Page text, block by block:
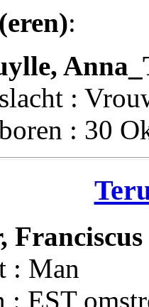
:
:
: 30
Franciscus
: Man
: EST